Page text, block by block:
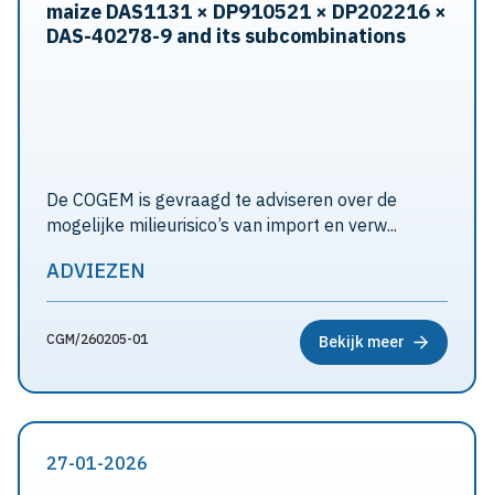
maize DAS1131 × DP910521 × DP202216 ×
DAS-40278-9 and its subcombinations
De COGEM is gevraagd te adviseren over de
mogelijke milieurisico’s van import en verw...
ADVIEZEN
CGM/260205-01 Bekijk meer
27-01-2026